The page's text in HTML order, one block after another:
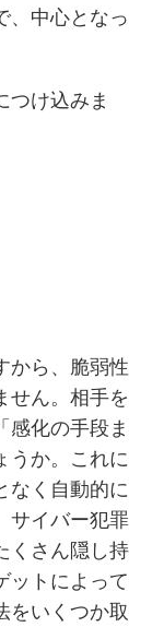
、中心となっ
つけ込みま
から、脆弱性
せん。相手を
感化の手段ま
うか。これに
なく自動的に
サイバー犯罪
くさん隠し持
ットによって
をいくつか取